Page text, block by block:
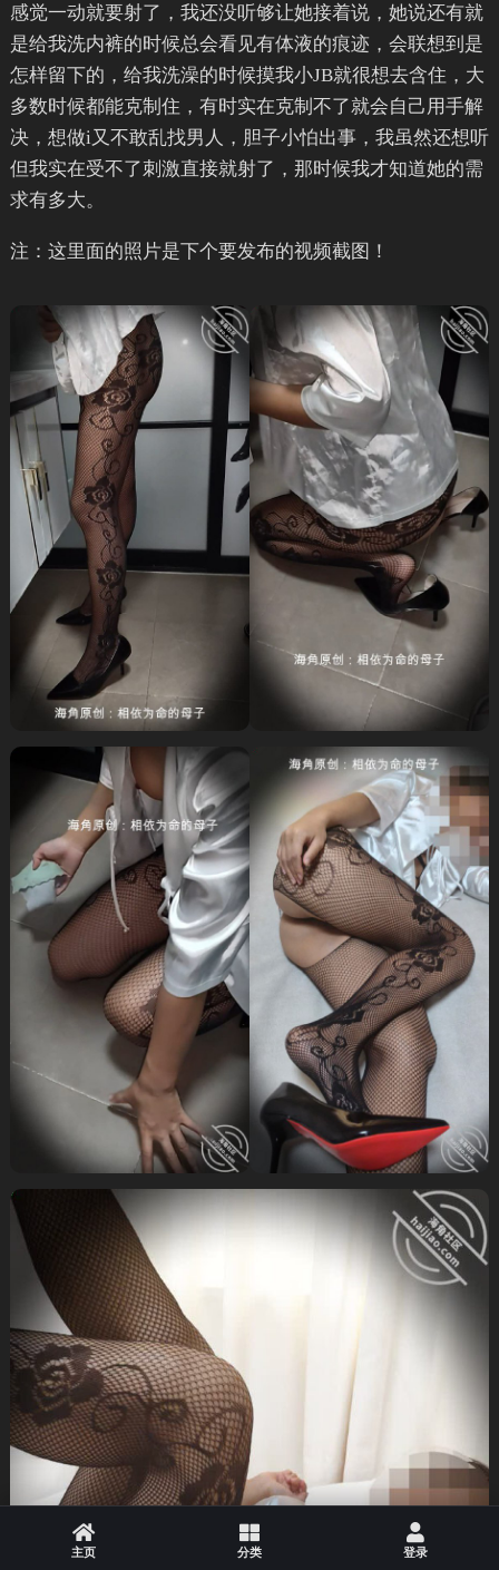
感觉一动就要射了，我还没听够让她接着说，她说还有就
是给我洗内裤的时候总会看见有体液的痕迹，会联想到是
怎样留下的，给我洗澡的时候摸我小JB就很想去含住，大
多数时候都能克制住，有时实在克制不了就会自己用手解
决，想做i又不敢乱找男人，胆子小怕出事，我虽然还想听
但我实在受不了刺激直接就射了，那时候我才知道她的需
求有多大。
注：这里面的照片是下个要发布的视频截图！
主页 分类 登录